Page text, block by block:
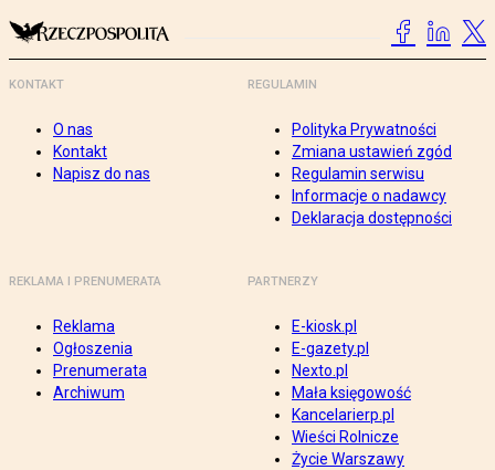
KONTAKT
O nas
Kontakt
Napisz do nas
REGULAMIN
Polityka Prywatności
Zmiana ustawień zgód
Regulamin serwisu
Informacje o nadawcy
Deklaracja dostępności
REKLAMA I PRENUMERATA
Reklama
Ogłoszenia
Prenumerata
Archiwum
PARTNERZY
E-kiosk.pl
E-gazety.pl
Nexto.pl
Mała księgowość
Kancelarierp.pl
Wieści Rolnicze
Życie Warszawy